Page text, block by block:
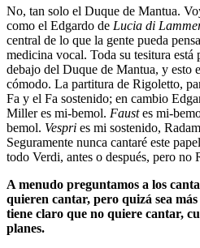
No, tan solo el Duque de Mantua.
como el Edgardo de Lucia di
central de lo que la gente pueda
medicina vocal. Toda su tesitura está
debajo del Duque de Mantua, y esto
cómodo. La partitura de Rigoletto,
Fa y el Fa sostenido; en cambio
Miller es mi-bemol. Faustes mi-
bemol. Vespri es mi sostenido,
Seguramente nunca cantaré este
todo Verdi, antes o después, pero no
A menudo preguntamos a los
quieren cantar, pero quizá sea
tiene claro que no quiere cantar,
planes.